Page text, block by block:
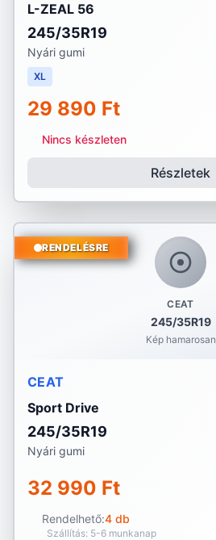
L-ZEAL 56
245/35R19
Nyári gumi
XL
29 890 Ft
Nincs készleten
Részletek
CEAT
245/35R19
Kép hamarosan
RENDELÉSRE
CEAT
Sport Drive
245/35R19
Nyári gumi
32 990 Ft
Rendelhető:4 db
Szállítás: 5-6 munkanap